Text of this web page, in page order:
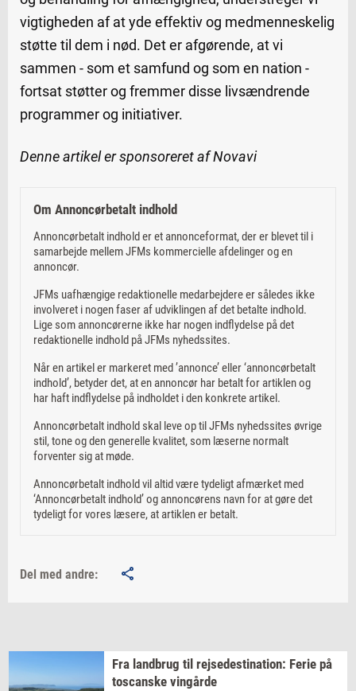
vigtigheden af at yde effektiv og medmenneskelig
støtte til dem i nød. Det er afgørende, at vi
sammen - som et samfund og som en nation -
fortsat støtter og fremmer disse livsændrende
programmer og initiativer.
Denne artikel er sponsoreret af Novavi
Om Annoncørbetalt indhold
Annoncørbetalt indhold er et annonceformat, der er blevet til i
samarbejde mellem JFMs kommercielle afdelinger og en
annoncør.
JFMs uafhængige redaktionelle medarbejdere er således ikke
involveret i nogen faser af udviklingen af det betalte indhold.
Lige som annoncørerne ikke har nogen indflydelse på det
redaktionelle indhold på JFMs nyhedssites.
Når en artikel er markeret med ’annonce’ eller ‘annoncørbetalt
indhold’, betyder det, at en annoncør har betalt for artiklen og
har haft indflydelse på indholdet i den konkrete artikel.
Annoncørbetalt indhold skal leve op til JFMs nyhedssites øvrige
stil, tone og den generelle kvalitet, som læserne normalt
forventer sig at møde.
Annoncørbetalt indhold vil altid være tydeligt afmærket med
‘Annoncørbetalt indhold’ og annoncørens navn for at gøre det
tydeligt for vores læsere, at artiklen er betalt.
Del med andre:
Fra land­brug til rej­se­desti­na­tion: Ferie på
toscan­ske vin­går­de